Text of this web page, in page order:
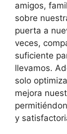
amigos,
sobre
puerta a
veces,
suficiente
llevamos.
solo
mejora
y